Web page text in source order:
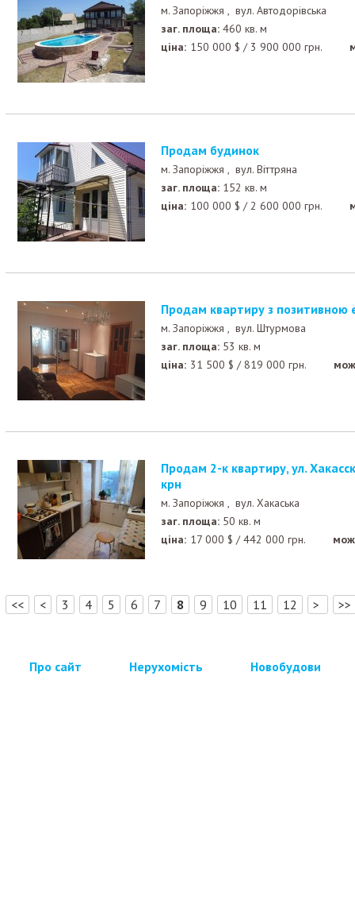
м. Запоріжжя , вул. Автодорівська
заг. площа: 460 кв. м
ціна: 150 000 $ / 3 900 000 грн.
Продам будинок
м. Запоріжжя , вул. Віттряна
заг. площа: 152 кв. м
ціна: 100 000 $ /2 600 000 грн.
Продам квартиру з
м. Запоріжжя , вул. Штурмова
заг. площа: 53 кв. м
ціна: 31 500 $ /819 000 грн.
Продам 2-к квартиру, ул. Хакасская, Осипенковский м
крн
м. Запоріжжя , вул. Хакаська
заг. площа: 50 кв. м
ціна: 17 000 $ /442 000 грн.
<< < 3 4 5 6 7 8 9 10 11 12 > >>
Про сайт Нерухомість Новобудови